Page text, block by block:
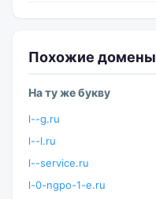
Похожие домены
На ту же букву
l--g.ru
l--l.ru
l--service.ru
l-0-ngpo-1-e.ru